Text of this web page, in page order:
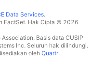
Data Services.
FactSet. Hak Cipta © 2026
Basis data CUSIP
Inc. Seluruh hak dilindungi.
oleh Quartr.